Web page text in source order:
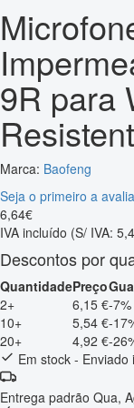
9R para
Marca: Baofeng
Seja o primeiro a
6,64€
IVA incluído (S/ IVA:
Descontos por
QuantidadePreço
2+
6,15 €-7%
10+
5,54 €-
20+
4,92 €-
Em stock -
Entrega padrão Qua,